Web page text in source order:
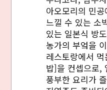
아오모리의 민
느낄 수 있는 소
있는 일본식 방
농가의 부엌을
레스토랑에서
밥]을 컨셉으로,
풍부한 요리가